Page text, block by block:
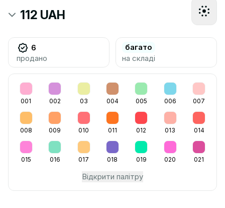
112 UAH
6
продано
багато
на складі
001 002 03 004 005 006 007
008 009 010 011 012 013 014
015 016 017 018 019 020 021
Відкрити палітру